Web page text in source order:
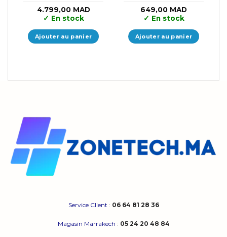
CL36
4.799,00 MAD
✓ En stock
Ajouter au panier
649,00 MAD
✓ En stock
Ajouter au panier
Service Client : 06 64 81 28 36
Magasin Marrakech : 05 24 20 48 84